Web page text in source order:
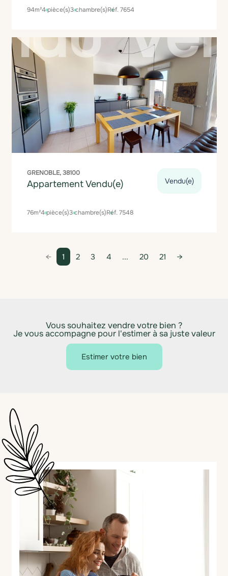
94m²4 pièce(s)3 chambre(s)Réf. 7654
GRENOBLE, 38100
Appartement Vendu(e) Vendu(e)
76m²4 pièce(s)3 chambre(s)Réf. 7548
1 2 3 4 ... 20 21
Vous souhaitez vendre votre bien ?
Je vous accompagne pour l'estimer à sa juste valeur
Estimer votre bien